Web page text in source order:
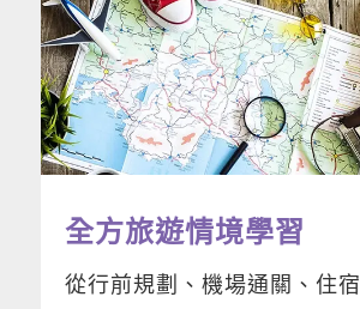
全方旅遊情境學習
從行前規劃、機場通關、住宿